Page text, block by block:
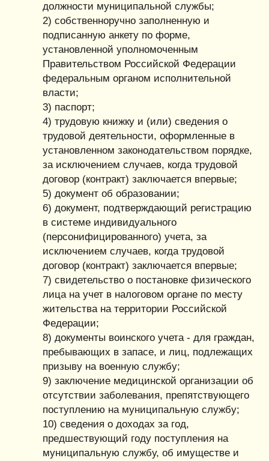
должности муниципальной службы;
2) собственноручно заполненную и
подписанную анкету по форме,
установленной уполномоченным
Правительством Российской Федерации
федеральным органом исполнительной
власти;
3) паспорт;
4) трудовую книжку и (или) сведения о
трудовой деятельности, оформленные в
установленном законодательством порядке,
за исключением случаев, когда трудовой
договор (контракт) заключается впервые;
5) документ об образовании;
6) документ, подтверждающий регистрацию
в системе индивидуального
(персонифицированного) учета, за
исключением случаев, когда трудовой
договор (контракт) заключается впервые;
7) свидетельство о постановке физического
лица на учет в налоговом органе по месту
жительства на территории Российской
Федерации;
8) документы воинского учета - для граждан,
пребывающих в запасе, и лиц, подлежащих
призыву на военную службу;
9) заключение медицинской организации об
отсутствии заболевания, препятствующего
поступлению на муниципальную службу;
10) сведения о доходах за год,
предшествующий году поступления на
муниципальную службу, об имуществе и